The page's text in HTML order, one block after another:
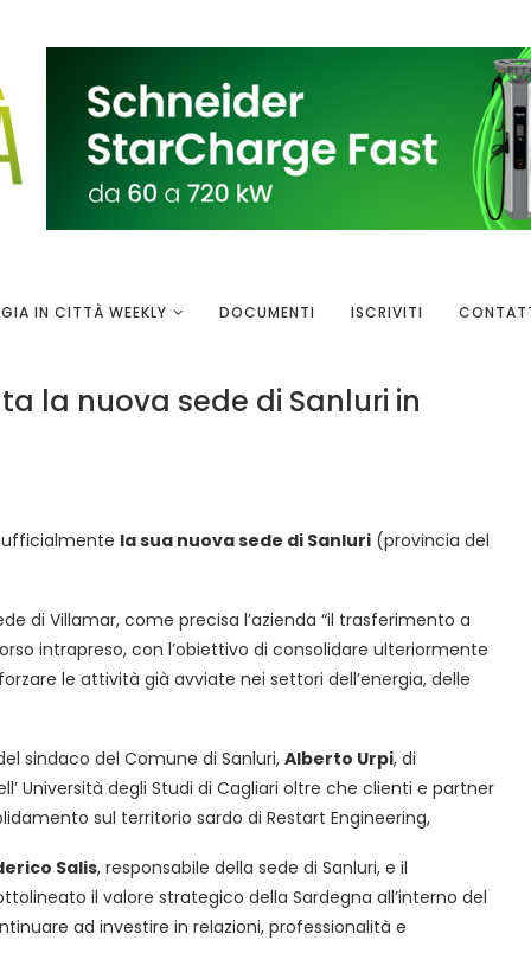
IN CITTÀ WEEKLY DOCUMENTI ISCRIVITI
la nuova sede di Sanluri in
la sua nuova sede di Sanluri (provincia del
di Villamar, come precisa l’azienda “il trasferimento a
intrapreso, con l’obiettivo di consolidare ulteriormente
le attività già avviate nei settori dell’energia, delle
sindaco del Comune di Sanluri, Alberto Urpi, di
Università degli Studi di Cagliari oltre che clienti e partner
sul territorio sardo di Restart Engineering,
Salis, responsabile della sede di Sanluri, e il
il valore strategico della Sardegna all’interno del
ad investire in relazioni, professionalità e